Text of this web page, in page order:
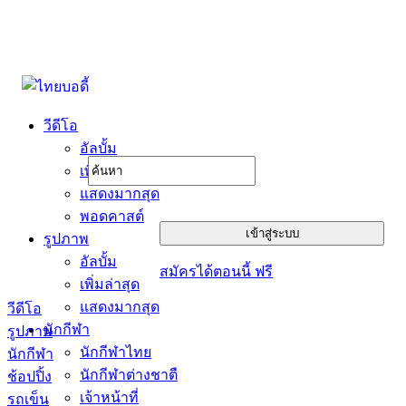
วีดีโอ
อัลบั้ม
เพิ่มล่าสุด
แสดงมากสุด
พอดคาสต์
รูปภาพ
อัลบั้ม
เพิ่มล่าสุด
แสดงมากสุด
นักกีฬา
นักกีฬาไทย
นักกีฬาต่างชาตื
เจ้าหน้าที่
สมัครได้ตอนนี้ ฟรี
วีดีโอ
รูปภาพ
นักกีฬา
ช้อปปิ้ง
รถเข็น